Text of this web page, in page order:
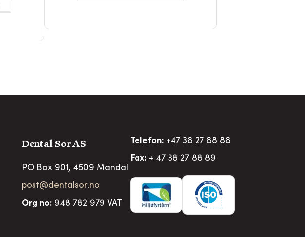
Dental Sor AS
PO Box 901, 4509 Mandal
post@dentalsor.no
Org no:948 782 979 VAT
Telefon: +47 38 27 88 88
Fax: + 47 38 27 88 89